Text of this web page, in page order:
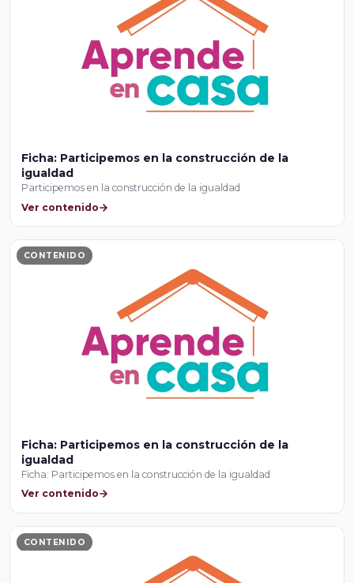
Ficha: Participemos en la construcción de la
igualdad
Participemos en la construcción de la igualdad
Ver contenido
CONTENIDO
Ficha: Participemos en la construcción de la
igualdad
Ficha: Participemos en la construcción de la igualdad
Ver contenido
CONTENIDO